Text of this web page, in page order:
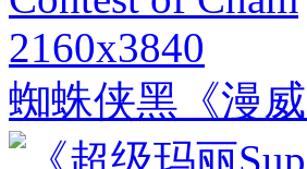
2160x3840
蜘蛛侠黑《漫